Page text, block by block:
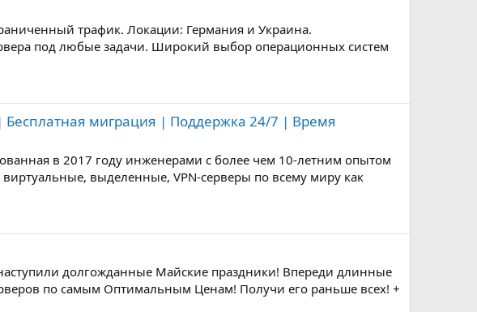
трафик. Локации: Германия и Украина.
под любые задачи. Широкий выбор операционных систем
Бесплатная миграция | Поддержка 24/7 | Время
в 2017 году инженерами с более чем 10-летним опытом
виртуальные, выделенные, VPN-серверы по всему миру как
долгожданные Майские праздники! Впереди длинные
по самым Оптимальным Ценам! Получи его раньше всех! +